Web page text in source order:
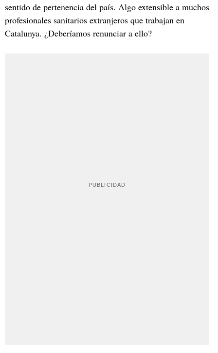
sentido de pertenencia del país. Algo extensible a muchos
profesionales sanitarios extranjeros que trabajan en
Catalunya. ¿Deberíamos renunciar a ello?